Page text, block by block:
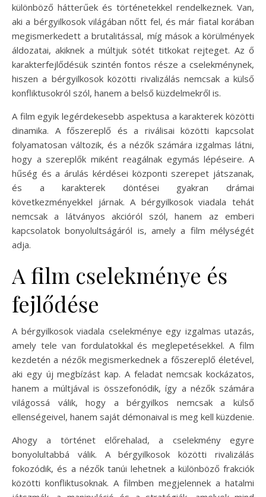
különböző hátterűek és történetekkel rendelkeznek. Van,
aki a bérgyilkosok világában nőtt fel, és már fiatal korában
megismerkedett a brutalitással, míg mások a körülmények
áldozatai, akiknek a múltjuk sötét titkokat rejteget. Az ő
karakterfejlődésük szintén fontos része a cselekménynek,
hiszen a bérgyilkosok közötti rivalizálás nemcsak a külső
konfliktusokról szól, hanem a belső küzdelmekről is.
A film egyik legérdekesebb aspektusa a karakterek közötti
dinamika. A főszereplő és a riválisai közötti kapcsolat
folyamatosan változik, és a nézők számára izgalmas látni,
hogy a szereplők miként reagálnak egymás lépéseire. A
hűség és a árulás kérdései központi szerepet játszanak,
és a karakterek döntései gyakran drámai
következményekkel járnak. A bérgyilkosok viadala tehát
nemcsak a látványos akcióról szól, hanem az emberi
kapcsolatok bonyolultságáról is, amely a film mélységét
adja.
A film cselekménye és
fejlődése
A bérgyilkosok viadala cselekménye egy izgalmas utazás,
amely tele van fordulatokkal és meglepetésekkel. A film
kezdetén a nézők megismerkednek a főszereplő életével,
aki egy új megbízást kap. A feladat nemcsak kockázatos,
hanem a múltjával is összefonódik, így a nézők számára
világossá válik, hogy a bérgyilkos nemcsak a külső
ellenségeivel, hanem saját démonaival is meg kell küzdenie.
Ahogy a történet előrehalad, a cselekmény egyre
bonyolultabbá válik. A bérgyilkosok közötti rivalizálás
fokozódik, és a nézők tanúi lehetnek a különböző frakciók
közötti konfliktusoknak. A filmben megjelennek a hatalmi